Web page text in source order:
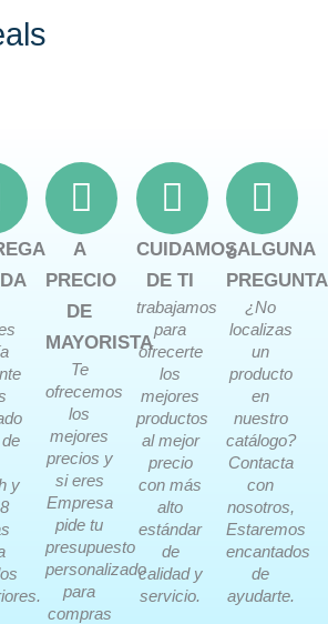
y
A
PRECIO
DE
MAYORISTA
Te
ofrecemos
los
mejores
precios y
si eres
Empresa
pide tu
presupuesto
personalizado
para
compras
CUIDAMOS
DE TI
trabajamos
para
ofrecerte
los
mejores
productos
al mejor
precio
con más
alto
estándar
de
calidad y
servicio.
¿ALGUNA
¿No
localizas
un
producto
en
nuestro
catálogo?
Contacta
con
nosotros,
Estaremos
encantados
de
ayudarte.